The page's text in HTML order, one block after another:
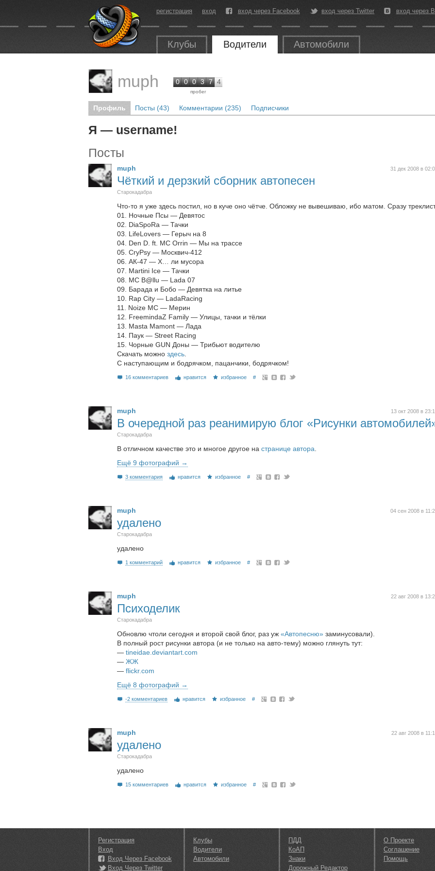
регистрация вход вход через Facebook вход через Twitter вход через
Клубы Водители Автомобили
muph 0 0 0 3 7 4
пробег
Профиль Посты (43) Комментарии (235) Подписчики
Я — username!
Посты
31 дек 2008 в
muph
Чёткий и дерзкий сборник автопесен
Старокадабра
Что-то я уже здесь постил, но в куче оно чётче. Обложку не вывешиваю, ибо матом. Сразу
01. Ночные Псы — Девятос
02. DiaSpoRa — Тачки
03. LifeLovers — Герыч на 8
04. Den D. ft. MC Orrin — Мы на трассе
05. CryPsy — Москвич-412
06. АК-47 — Х… ли мусора
07. Martini Ice — Тачки
08. MC B@llu — Lada 07
09. Барада и Бобо — Девятка на литье
10. Rap City — LadaRacing
11. Noize MC — Мерин
12. FreemindaZ Family — Улицы, тачки и тёлки
13. Masta Mamont — Лада
14. Паук — Street Racing
15. Чорные GUN Доны — Трибьют водителю
Скачать можно здесь
С наступающим и бодрячком, пацанчики, бодрячком!
16 комментариев нравится избранное #
13 окт 2008 в
muph
В очередной раз реанимирую блог «Рисунки
Старокадабра
В отличном качестве это и многое другое на странице автора
Ещё 9 фотографий →
3 комментария нравится избранное #
04 сен 2008 в
muph
удалено
Старокадабра
удалено
1 комментарий нравится избранное #
22 авг 2008 в
muph
Психоделик
Старокадабра
Обновлю чтоли сегодня и второй свой блог, раз уж «Автопесню» заминусовали).
В полный рост рисунки автора (и не только на авто-тему) можно глянуть тут:
— tineidae.deviantart.com
— ЖЖ
— flickr.com
Ещё 8 фотографий →
-2 комментариев нравится избранное #
22 авг 2008 в
muph
удалено
Старокадабра
удалено
15 комментариев нравится избранное #
Регистрация
Вход
Вход Через Facebook
Вход Через Twitter
Клубы
Водители
Автомобили
ПДД
КоАП
Знаки
Дорожный Редактор
О Проекте
Соглашение
Помощь